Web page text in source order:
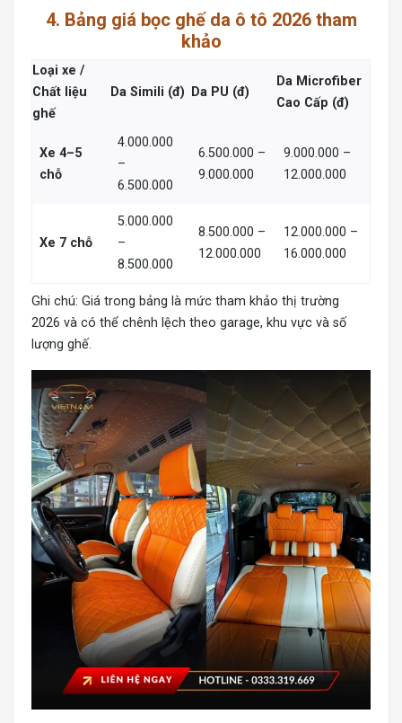
4. Bảng giá bọc ghế da ô tô 2026 tham
khảo
Loại xe /
Chất liệu
ghế
Da Simili (đ) Da PU (đ)
Da Microfiber
Cao Cấp (đ)
Xe 4–5
chỗ
4.000.000
–
6.500.000
6.500.000 –
9.000.000
9.000.000 –
12.000.000
Xe 7 chỗ
5.000.000
–
8.500.000
8.500.000 –
12.000.000
12.000.000 –
16.000.000
Ghi chú: Giá trong bảng là mức tham khảo thị trường
2026 và có thể chênh lệch theo garage, khu vực và số
lượng ghế.